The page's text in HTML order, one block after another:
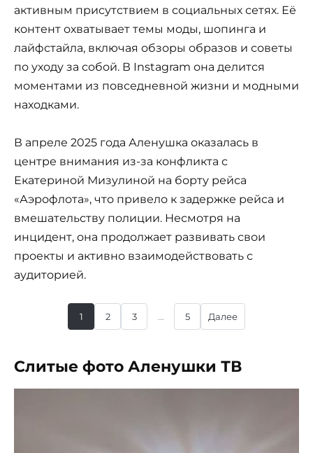
активным присутствием в социальных сетях. Её
контент охватывает темы моды, шопинга и
лайфстайла, включая обзоры образов и советы
по уходу за собой. В Instagram она делится
моментами из повседневной жизни и модными
находками.
В апреле 2025 года Аленушка оказалась в
центре внимания из-за конфликта с
Екатериной Мизулиной на борту рейса
«Аэрофлота», что привело к задержке рейса и
вмешательству полиции. Несмотря на
инцидент, она продолжает развивать свои
проекты и активно взаимодействовать с
аудиторией.
1 2 3 ... 5 Далее
Слитые фото Аленушки ТВ